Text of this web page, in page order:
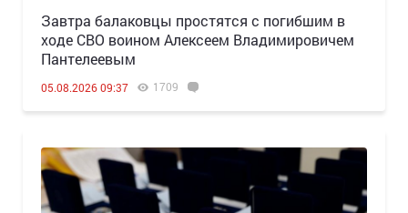
Завтра балаковцы простятся с погибшим в
ходе СВО воином Алексеем Владимировичем
Пантелеевым
05.08.2026 09:37 1709